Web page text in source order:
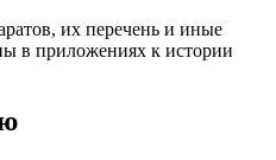
их перечень и иные
в приложениях к истории